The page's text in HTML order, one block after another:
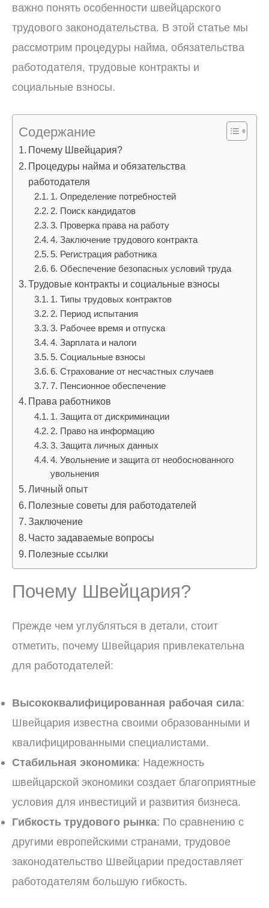
важно понять особенности швейцарского
трудового законодательства. В этой статье мы
рассмотрим процедуры найма, обязательства
работодателя, трудовые контракты и
социальные взносы.
Содержание
Почему Швейцария?
Процедуры найма и обязательства
работодателя
1. Определение потребностей
2. Поиск кандидатов
3. Проверка права на работу
4. Заключение трудового контракта
5. Регистрация работника
6. Обеспечение безопасных условий труда
Трудовые контракты и социальные взносы
1. Типы трудовых контрактов
2. Период испытания
3. Рабочее время и отпуска
4. Зарплата и налоги
5. Социальные взносы
6. Страхование от несчастных случаев
7. Пенсионное обеспечение
Права работников
1. Защита от дискриминации
2. Право на информацию
3. Защита личных данных
4. Увольнение и защита от необоснованного
увольнения
Личный опыт
Полезные советы для работодателей
Заключение
Часто задаваемые вопросы
Полезные ссылки
Почему Швейцария?
Прежде чем углубляться в детали, стоит
отметить, почему Швейцария привлекательна
для работодателей:
Высококвалифицированная рабочая сила:
Швейцария известна своими образованными и
квалифицированными специалистами.
Стабильная экономика: Надежность
швейцарской экономики создает благоприятные
условия для инвестиций и развития бизнеса.
Гибкость трудового рынка: По сравнению с
другими европейскими странами, трудовое
законодательство Швейцарии предоставляет
работодателям большую гибкость.